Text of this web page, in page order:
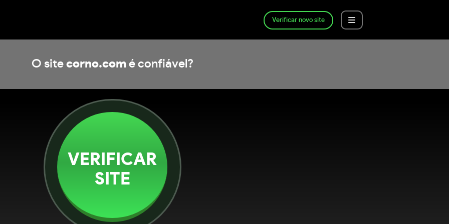
Verificar novo site
O site corno.comé confiável?
VERIFICAR
SITE